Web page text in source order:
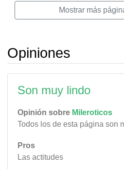
Mostrar más
Opiniones
Son muy lindo
Opinión sobre Mileroticos
Todos los de esta página son
Pros
Las actitudes